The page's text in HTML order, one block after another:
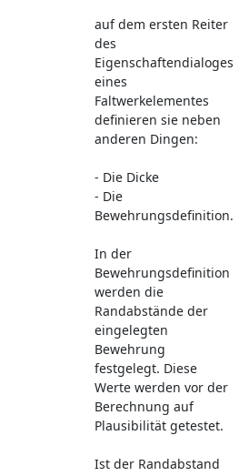
auf dem ersten Reiter
des
Eigenschaftendialoges
eines
Faltwerkelementes
definieren sie neben
anderen Dingen:
- Die Dicke
- Die
Bewehrungsdefinition.
In der
Bewehrungsdefinition
werden die
Randabstände der
eingelegten
Bewehrung
festgelegt. Diese
Werte werden vor der
Berechnung auf
Plausibilität getestet.
Ist der Randabstand